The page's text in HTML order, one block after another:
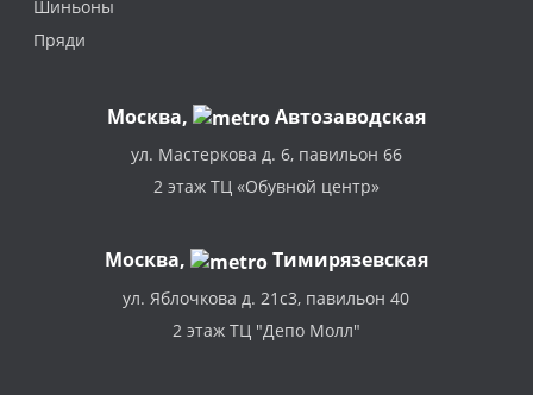
Шиньоны
Пряди
Москва, Автозаводская
ул. Мастеркова д. 6, павильон 66
2 этаж ТЦ «Обувной центр»
Москва, Тимирязевская
ул. Яблочкова д. 21с3, павильон 40
2 этаж ТЦ "Депо Молл"